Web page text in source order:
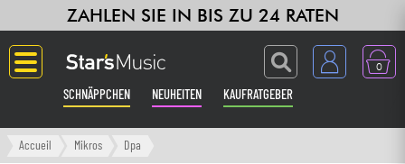
ZAHLEN SIE IN BIS ZU 24 RATEN
0
SCHNÄPPCHEN NEUHEITEN KAUFRATGEBER
Langue
Accueil Mikros Dpa